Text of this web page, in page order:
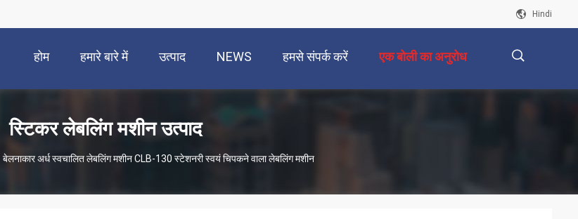
Hindi
होम हमारे बारे में उत्पाद NEWS हमसे संपर्क करें एक बोली का अनुरोध
स्टिकर लेबलिंग मशीन उत्पाद
बेलनाकार अर्ध स्वचालित लेबलिंग मशीन CLB-130 स्टेशनरी स्वयं चिपकने वाला लेबलिंग मशीन